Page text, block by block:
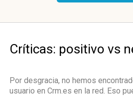
Críticas: positivo vs
Por desgracia, no hemos
usuario en Crm.es en la red. Eso